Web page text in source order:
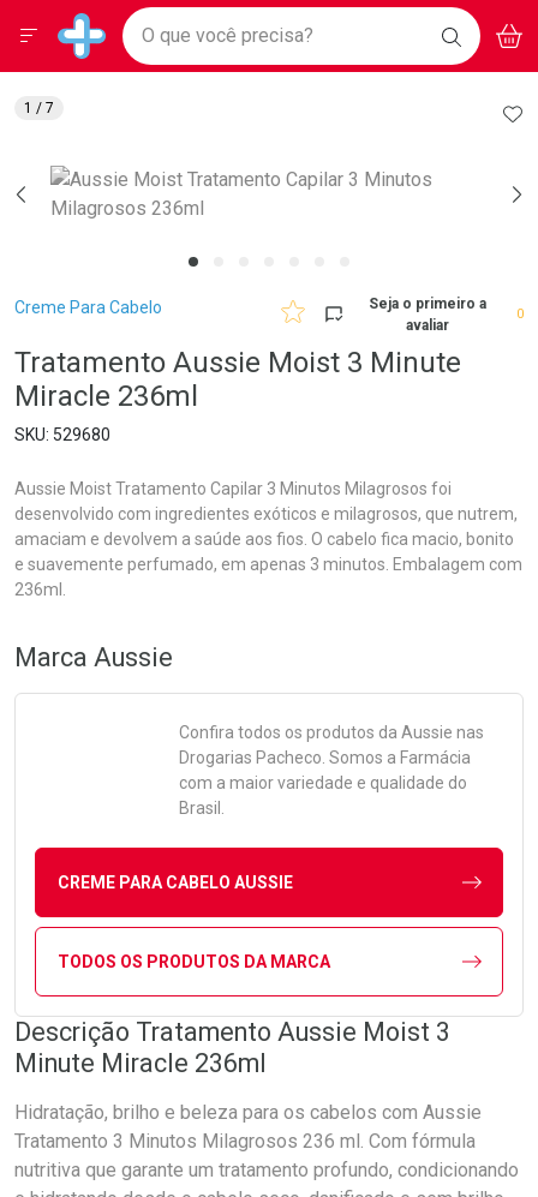
Drogarias Pacheco
Baixe nosso APP e aproveite Ofertas Exclusivas!
BAIXE
O APP
Ir direto para a home
pela página
Ir direto para o conteúdo
Ir direto para a busca
Ir direto para a conta
Ir direto para a notificações
Ir direto para o carrinho
Ir direto para o menu
Faça a sua busca
O que você precisa? BUSCAR
Menu
Breadcrumb
Creme Para Cabelo
Seja o primeiro a
avaliar
0
Tratamento Aussie Moist 3 Minute
Miracle 236ml
529680
Aussie Moist Tratamento Capilar 3 Minutos Milagrosos foi
desenvolvido com ingredientes exóticos e milagrosos, que nutrem,
amaciam e devolvem a saúde aos fios. O cabelo fica macio, bonito
e suavemente perfumado, em apenas 3 minutos. Embalagem com
236ml.
1 / 7
Marca Aussie
Confira todos os produtos da Aussie nas
Drogarias Pacheco. Somos a Farmácia
com a maior variedade e qualidade do
Brasil.
CREME PARA CABELO AUSSIE
TODOS OS PRODUTOS DA MARCA
Descrição Tratamento Aussie Moist 3
Minute Miracle 236ml
Hidratação, brilho e beleza para os cabelos com Aussie
Tratamento 3 Minutos Milagrosos 236 ml. Com fórmula
nutritiva que garante um tratamento profundo, condicionando